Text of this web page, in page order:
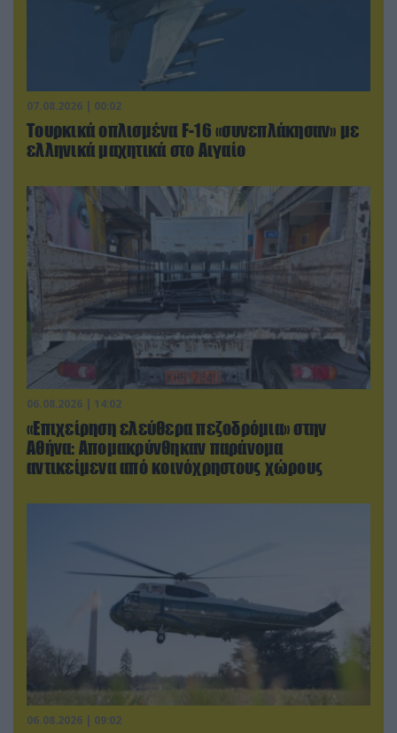
07.08.2026 | 00:02
Τουρκικά οπλισμένα F-16 «συνεπλάκησαν» με
ελληνικά μαχητικά στο Αιγαίο
06.08.2026 | 14:02
«Επιχείρηση ελεύθερα πεζοδρόμια» στην
Αθήνα: Απομακρύνθηκαν παράνομα
αντικείμενα από κοινόχρηστους χώρους
06.08.2026 | 09:02